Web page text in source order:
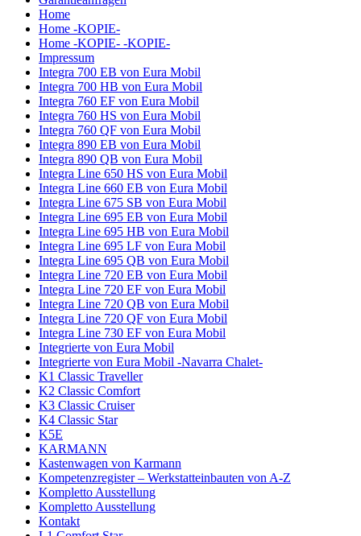
Home
Home -KOPIE-
Home -KOPIE- -KOPIE-
Impressum
Integra 700 EB von Eura Mobil
Integra 700 HB von Eura Mobil
Integra 760 EF von Eura Mobil
Integra 760 HS von Eura Mobil
Integra 760 QF von Eura Mobil
Integra 890 EB von Eura Mobil
Integra 890 QB von Eura Mobil
Integra Line 650 HS von Eura Mobil
Integra Line 660 EB von Eura Mobil
Integra Line 675 SB von Eura Mobil
Integra Line 695 EB von Eura Mobil
Integra Line 695 HB von Eura Mobil
Integra Line 695 LF von Eura Mobil
Integra Line 695 QB von Eura Mobil
Integra Line 720 EB von Eura Mobil
Integra Line 720 EF von Eura Mobil
Integra Line 720 QB von Eura Mobil
Integra Line 720 QF von Eura Mobil
Integra Line 730 EF von Eura Mobil
Integrierte von Eura Mobil
Integrierte von Eura Mobil -Navarra Chalet-
K1 Classic Traveller
K2 Classic Comfort
K3 Classic Cruiser
K4 Classic Star
K5E
KARMANN
Kastenwagen von Karmann
Kompetenzregister – Werkstatteinbauten von A-Z
Kompletto Ausstellung
Kompletto Ausstellung
Kontakt